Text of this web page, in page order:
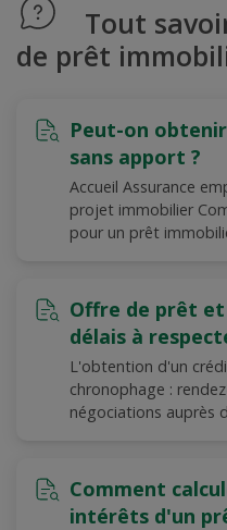
Tout
de prêt
Peut-on
sans apport ?
Accueil Assurance
projet immobilier
pour un prêt
Offre de prêt
délais à
L'obtention d'un
chronophage :
négociations auprès
Comment
intérêts d'un